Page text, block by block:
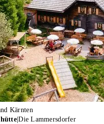
Kärnten
|Die Lammersdorfer